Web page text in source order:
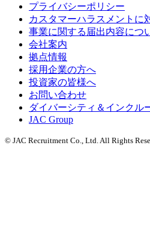
プライバシーポリシー
カスタマーハラスメントに
事業に関する届出内容につ
会社案内
拠点情報
採用企業の方へ
投資家の皆様へ
お問い合わせ
ダイバーシティ＆インクル
JAC Group
© JAC Recruitment Co., Ltd. All Rights